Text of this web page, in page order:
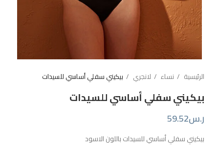
الرئيسية نساء لانجري بيكيني سفلي أساسي للسيدات
بيكيني سفلي أساسي للسيدات
ر.س59.52
بيكيني سفلي أساسي للسيدات باللون الاسود